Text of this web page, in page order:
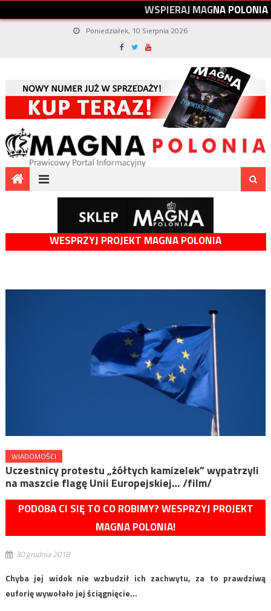
WSPIERAJMAGNAPOLONIA
Poniedziałek, 10 Sierpnia 2026
WESPRZYJ PROJEKT MAGNA POLONIA
WIADOMOŚCI
Uczestnicy protestu „żółtych kamizelek” wypatrzyli
na maszcie flagę Unii Europejskiej… /film/
PODOBA CI SIĘ TO CO ROBIMY? WESPRZYJ PROJEKT
MAGNA POLONIA!
30 grudnia 2018
Chyba jej widok nie wzbudził ich zachwytu, za to prawdziwą
euforię wywołało jej ściągnięcie…